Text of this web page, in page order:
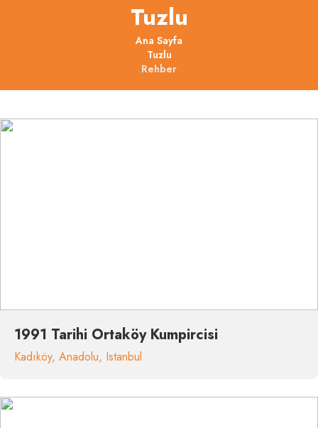
Tuzlu
Ana Sayfa
Tuzlu
Rehber
1991 Tarihi Ortaköy Kumpircisi
Kadıköy, Anadolu, Istanbul